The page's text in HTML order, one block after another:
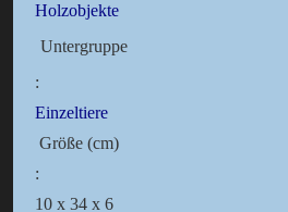
Holzobjekte
Untergruppe
:
Einzeltiere
Größe (cm)
:
10 x 34 x 6